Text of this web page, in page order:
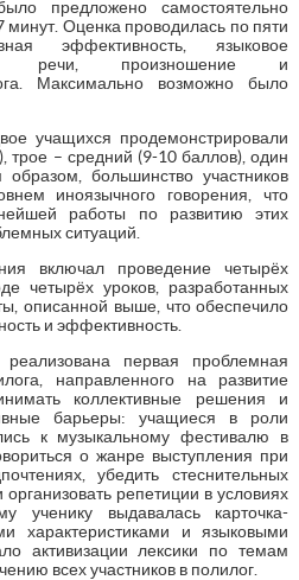
предложено самостоятельно
минут. Оценка проводилась по пяти
эффективность, языковое
речи, произношение и
Максимально возможно было
учащихся продемонстрировали
трое – средний (9-10 баллов), один
большинство участников
иноязычного говорения, что
работы по развитию этих
ситуаций.
включал проведение четырёх
четырёх уроков, разработанных
описанной выше, что обеспечило
и эффективность.
первая проблемная
направленного на развитие
коллективные решения и
барьеры: учащиеся в роли
к музыкальному фестивалю в
о жанре выступления при
убедить стеснительных
репетиции в условиях
ученику выдавалась карточка-
характеристиками и языковыми
активизации лексики по темам
всех участников в полилог.